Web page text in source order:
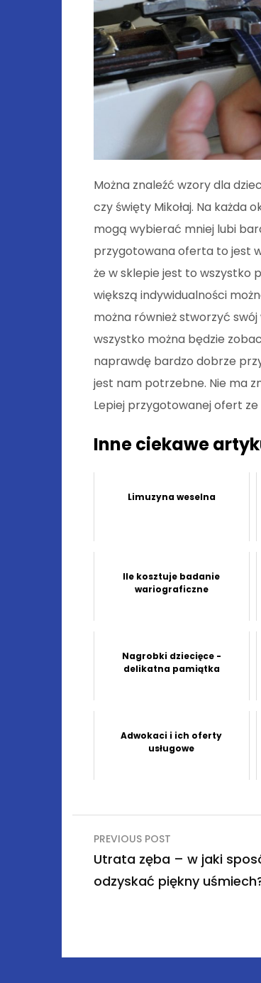
Można znaleźć wzory dla
czy święty Mikołaj. Na każda
mogą wybierać mniej lubi
przygotowana oferta to jest
że w sklepie jest to wszystko
większą indywidualności
można również stworzyć
wszystko można będzie
naprawdę bardzo dobrze
jest nam potrzebne. Nie ma
Lepiej przygotowanej ofert
Inne ciekawe
Limuzyna weselna
Ile kosztuje badanie
wariograficzne
Nagrobki dziecięce -
delikatna pamiątka
Adwokaci i ich oferty
usługowe
Nawigacja
wpisu
PREVIOUS POST
Utrata zęba – w jaki
odzyskać piękny